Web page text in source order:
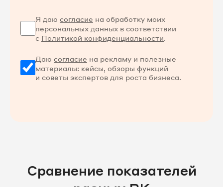
Я даю согласие на обработку моих
персональных данных в соответствии
с Политикой конфиденциальности.
Даю согласие на рекламу и полезные
материалы: кейсы, обзоры функций
и советы экспертов для роста бизнеса.
Сравнение показателей